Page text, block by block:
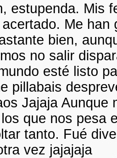
estupenda. Mis
Me
bien,
no salir
esté listo
pillabais
Jajaja Aunque
que nos pesa
tanto. Fué
vez jajajaja